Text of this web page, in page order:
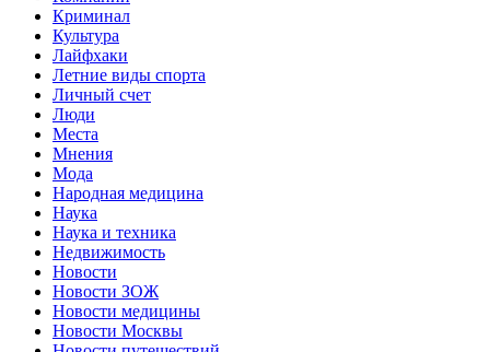
Криминал
Культура
Лайфхаки
Летние виды спорта
Личный счет
Люди
Места
Мнения
Мода
Народная медицина
Наука
Наука и техника
Недвижимость
Новости
Новости ЗОЖ
Новости медицины
Новости Москвы